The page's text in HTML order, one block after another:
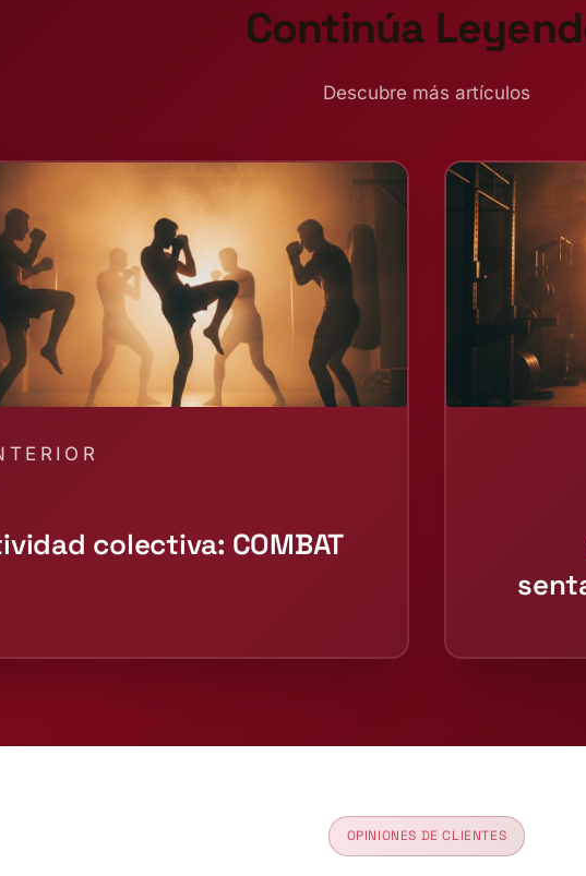
Continúa
Descubre más artículos
colectiva: COMBAT
OPINIONES DE CLIENTES